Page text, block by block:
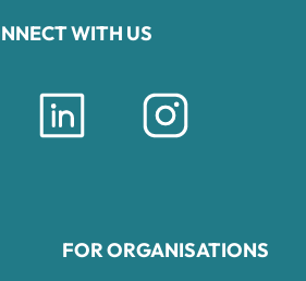
WITH US
FOR ORGANISATIONS